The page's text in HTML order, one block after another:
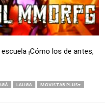
¡Cómo los de antes,
LALIGA
MOVISTAR PLUS+